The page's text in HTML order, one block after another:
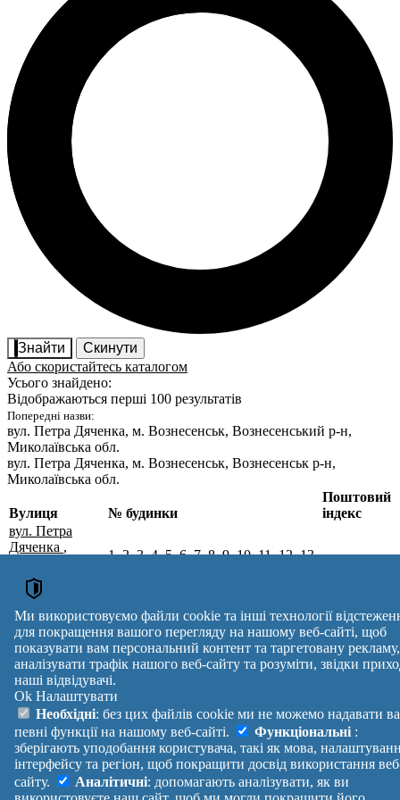
Знайти
Скинути
Або скористайтесь каталогом
Усього знайдено:
Відображаються перші 100 результатів
Попередні назви:
вул. Петра Дяченка, м. Вознесенськ, Вознесенський р-н,
Миколаївська обл.
вул. Петра Дяченка, м. Вознесенськ, Вознесенськ р-н,
Миколаївська обл.
Поштові індекси України. Оновлено : 27-07-2026.
Вулиця № будинки
Поштовий
індекс
вул. Петра
Дяченка ,
Вознесенський
р-н,
Миколаївська
обл.
1, 2, 3, 4, 5, 6, 7, 8, 9, 10, 11, 12, 13,
Вулиця № будинків
Індекс
reklama
Правила
Допомога
Платні
послуги
Політика
конфіденційності
Маніфест
Про проект
Зворотній
зв'язок
Україна
Увійти|
Вихід
Ми використовуємо файли cookie та інші технології
для покращення вашого перегляду на нашому веб-сайті, щоб
показувати вам персональний контент та таргетовану рекламу,
аналізувати трафік нашого веб-сайту та розуміти, звідки
наші відвідувачі.
Ok Налаштувати
Необхідні: без цих файлів cookie ми не можемо надавати
певні функції на нашому веб-сайті.
Функціональні :
зберігають уподобання користувача, такі як мова,
інтерфейсу та регіон, щоб покращити досвід використання
сайту.
Аналітичні: допомагають аналізувати, як ви